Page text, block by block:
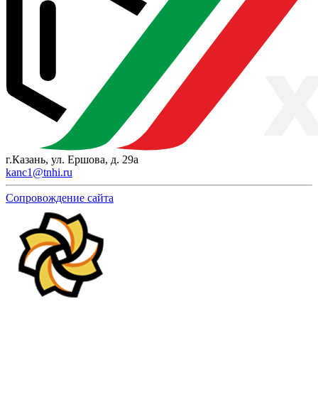
г.Казань, ул. Ершова, д. 29а
kanc1@tnhi.ru
Сопровождение сайта